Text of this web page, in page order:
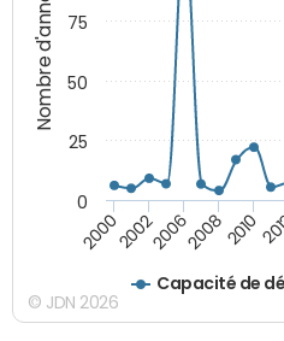
Nombre d'années
Capacité de
20002002200620082010
0
25
50
75
© JDN 2026